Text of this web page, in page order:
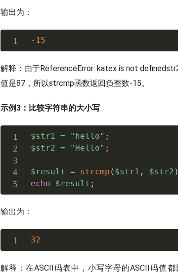
输出为：
- 15
解释：由于ReferenceError: katex is not defined
值是87，所以strcmp函数返回负整数-15。
示例3：比较字符串的大小写
$str1 = "hello" ;
$str2 = "Hello" ;
$result = strcmp ( $str1 , $str2 )
echo
$result ;
输出为：
32
解释：在ASCII码表中，小写字母的ASCII码值